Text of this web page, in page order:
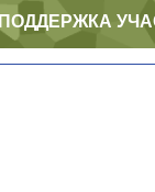
ПОДДЕРЖКА